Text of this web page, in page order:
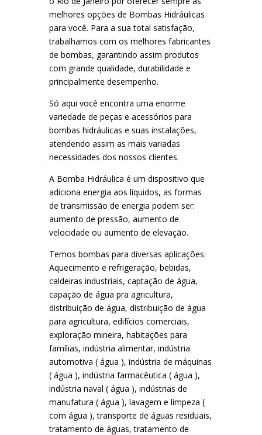
melhores opções de Bombas Hidráulicas
para você. Para a sua total satisfação,
trabalhamos com os melhores fabricantes
de bombas, garantindo assim produtos
com grande qualidade, durabilidade e
principalmente desempenho.
Só aqui você encontra uma enorme
variedade de peças e acessórios para
bombas hidráulicas e suas instalações,
atendendo assim as mais variadas
necessidades dos nossos clientes.
A Bomba Hidráulica é um dispositivo que
adiciona energia aos líquidos, as formas
de transmissão de energia podem ser:
aumento de pressão, aumento de
velocidade ou aumento de elevação.
Temos bombas para diversas aplicações:
Aquecimento e refrigeração, bebidas,
caldeiras industriais, captação de água,
capação de água pra agricultura,
distribuição de água, distribuição de água
para agricultura, edifícios comerciais,
exploração mineira, habitações para
famílias, indústria alimentar, indústria
automotiva ( água ), indústria de máquinas
( água ), indústria farmacêutica ( água ),
indústria naval ( água ), indústrias de
manufatura ( água ), lavagem e limpeza (
com água ), transporte de águas residuais,
tratamento de águas, tratamento de